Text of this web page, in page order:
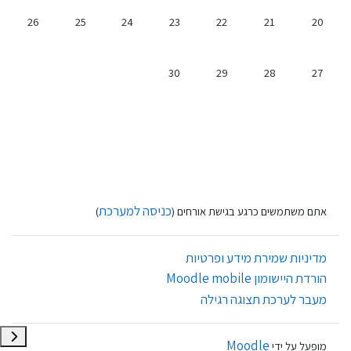
אין אירועים, 20/04/2025
20 אין אירועים, 21/04/2025
21 אין אירועים, 22/04/2025
22 אין אירועים, 23/04/2025
23 אין אירועים, 24/04/2025
24 אין אירועים, 25/04/2025
25 אין אירועים, 26/04/
26
אין אירועים, 27/04/2025
27 אין אירועים, 28/04/2025
28 אין אירועים, 29/04/2025
29 אין אירועים, 30/04/2025
30
אתם משתמשים כרגע בגישת אורחים (כניסה למערכת)
מדיניות שמירת מידע ופרטיות
הורדת היישומון Moodle mobile
מעבר לערכת תצוגה רגילה
מופעל על ידי Moodle